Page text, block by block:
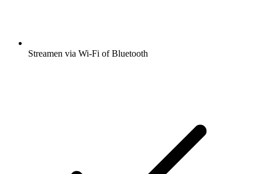
Streamen via Wi-Fi of Bluetooth